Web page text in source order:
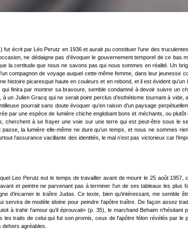
fut écrit par Léo Perutz en 1936 et aurait pu constituer l’une des truculentes
ne dédaigne pas d’évoquer le gouvernement temporel de ce
la certitude que nous ne savons pas qui nous sommes en réalité. Un
compagnon de voyage auquel cette même femme, dans leur
histoire picaresque haute en couleurs et en rebond, et il est évident
finira par montrer sa bravoure, semble condamné à devoir suivre un
un Julien Gracq qui ne serait point perclus d’esthétisme tournant à vide,
pourrait sans doute évoquer qu’en raison d’un paysage
par une espèce de lumière chiche englobant bons et méchants, ou
cherchent à se frayer une voie sur une terre qui est peut-être sous le
la lumière elle-même ne dure qu’un temps, et nous ne sommes
l’assurance vacillante des identités, le mal n’est pas victorieux car
Leo Perutz eut le temps de travailler avant de mourir le 25 août 1957,
et peintre ne parvenant pas à terminer l’un de ses tableaux les
d’incarner le traître Judas. Ce texte, bien qu'intéressant, me semble
servira de modèle idoine pour peindre l'apôtre traître. De façon assez
à trahir l’amour qu’il éprouvait» (p. 35), le marchand Behaim
les traits de celui qui fut son promis, ceux de l'apôtre félon révélés par
agréables.